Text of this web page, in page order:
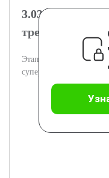
3.03.1
требований и
Этапы анализа и
суперобложки.